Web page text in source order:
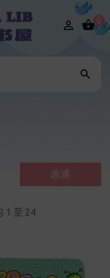
 0

過濾
1 至 24